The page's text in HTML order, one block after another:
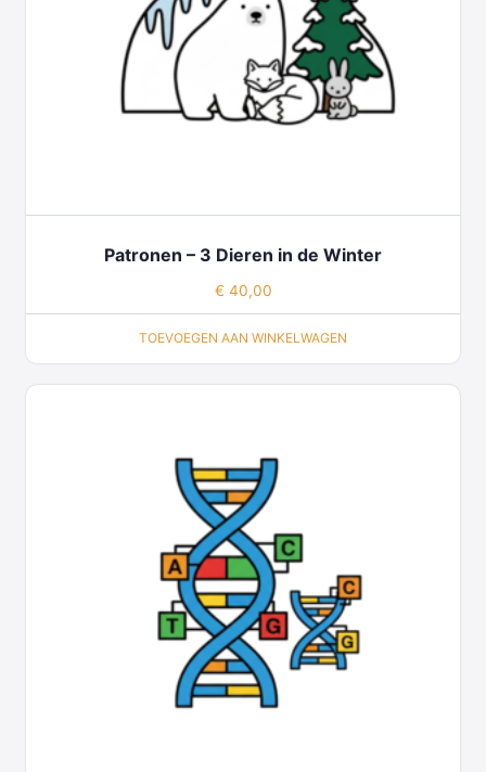
Patronen – 3 Dieren in de Winter
€ 40,00
TOEVOEGEN AAN WINKELWAGEN